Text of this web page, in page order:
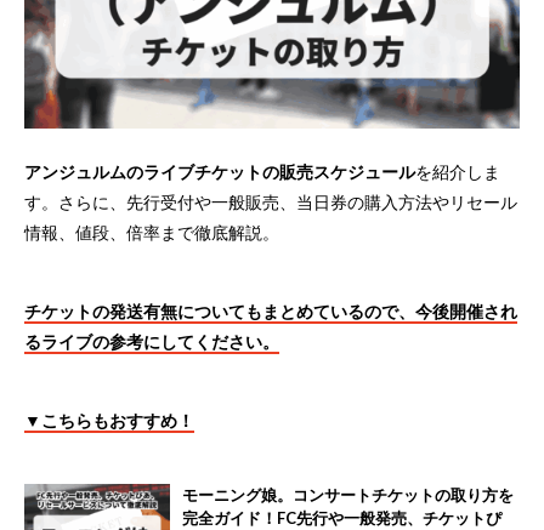
アンジュルムのライブチケットの販売スケジュールを紹介しま
す。さらに、先行受付や一般販売、当日券の購入方法やリセール
情報、値段、倍率まで徹底解説。
チケットの発送有無についてもまとめているので、今後開催され
るライブの参考にしてください。
▼こちらもおすすめ！
モーニング娘。コンサートチケットの取り方を
完全ガイド！FC先行や一般発売、チケットぴ